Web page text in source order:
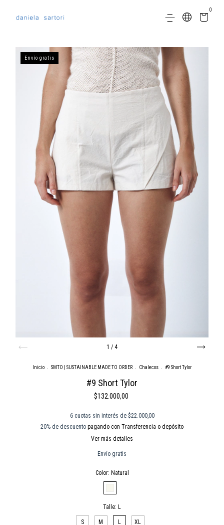
0
Envío gratis
1 / 4
Inicio SMTO | SUSTAINABLE MADE TO ORDER Chalecos #9 Short Tylor
#9 Short Tylor
$132.000,00
6 cuotas sin interés de $22.000,00
20% de descuento pagando con Transferencia o depósito
Ver más detalles
Envío gratis
Color: Natural
Talle: L
S M L XL